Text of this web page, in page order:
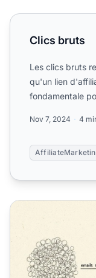
Clics bruts
Clics bruts
Les clics bruts
qu'un lien
fondamentale
Nov 7, 2024 4
Qu'est-ce qu'un